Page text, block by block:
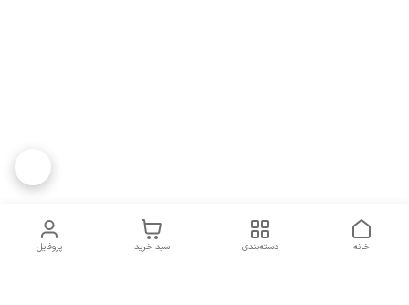
پروفایل سبد خرید دسته‌بندی خانه